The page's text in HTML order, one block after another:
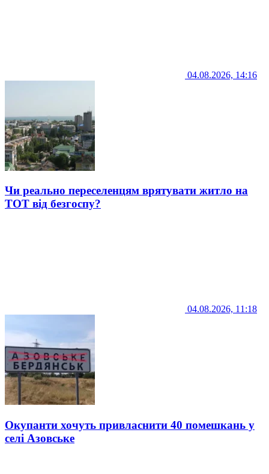
04.08.2026, 14:16
Чи реально переселенцям врятувати житло на
ТОТ від безгоспу?
04.08.2026, 11:18
Окупанти хочуть привласнити 40 помешкань у
селі Азовське